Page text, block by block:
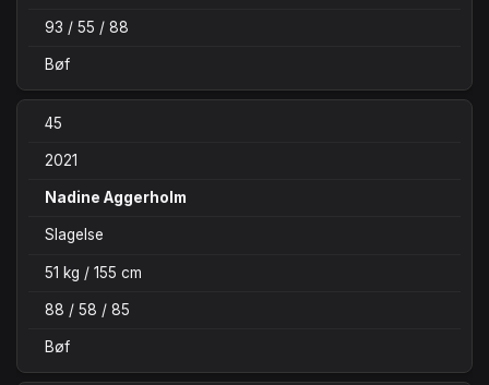
93 / 55 / 88
Bøf
45
2021
Nadine Aggerholm
Slagelse
51 kg / 155 cm
88 / 58 / 85
Bøf